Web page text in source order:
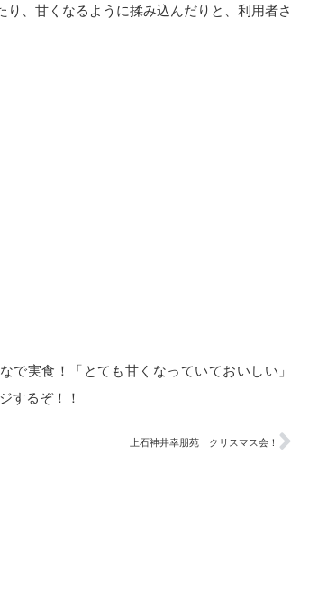
、甘くなるように揉み込んだりと、利用者さ
で実食！「とても甘くなっていておいしい」
するぞ！！
上石神井幸朋苑 クリスマス会！